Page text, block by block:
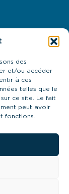
des
et/ou accéder
à ces
telles que le
ce site. Le fait
peut avoir
fonctions.